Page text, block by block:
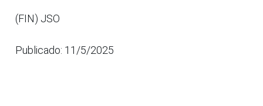
(FIN) JSO
Publicado: 11/5/2025